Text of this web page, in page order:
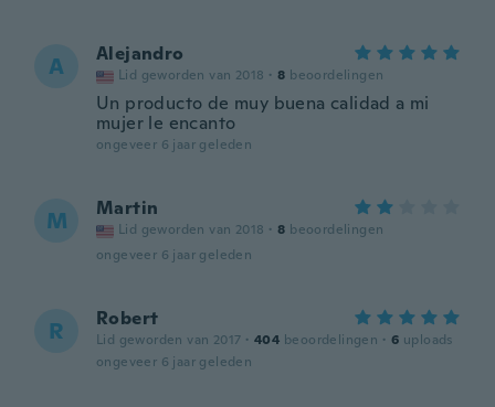
A Alejandro
Lid geworden van 2018 · 8 beoordelingen
Un producto de muy buena calidad a mi
mujer le encanto
ongeveer 6 jaar geleden
M Martin
Lid geworden van 2018 · 8 beoordelingen
ongeveer 6 jaar geleden
R Robert
Lid geworden van 2017 · 404 beoordelingen · 6 uploads
ongeveer 6 jaar geleden